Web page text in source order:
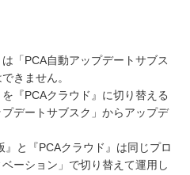
「PCA自動アップデートサブス
きません。
『PCAクラウド』に切り替える
デートサブスク」からアップデ
と『PCAクラウド』は同じプロ
ーション」で切り替えて運用し